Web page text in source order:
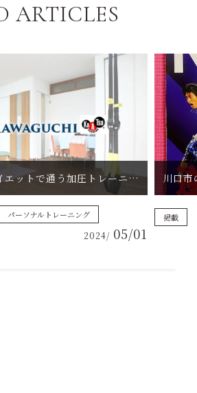
ARTICLES
パーソナルトレーニング
2024/ 05/01
川口市30代がダイエットで通う加圧トレーニングジム
掲載